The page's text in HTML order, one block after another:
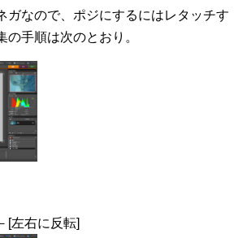
ガなので、ポジにするにはレタッチす
の手順は次のとおり。
[左右に反転]